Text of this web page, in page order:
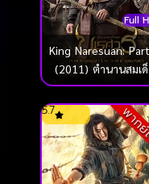
Full
King Naresuan:
(2011) ตํานานสมเ
พระนเรศวรมหารา
ยุทธนาวีพา
5.7